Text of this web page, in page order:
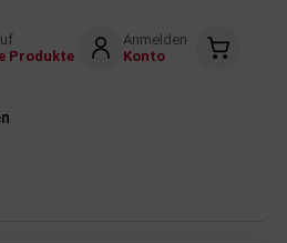
Produkte
Anmelden
Konto